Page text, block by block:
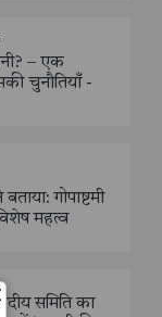
– एक
चुनौतियाँ -
गोपाष्टमी
महत्व
समिति का